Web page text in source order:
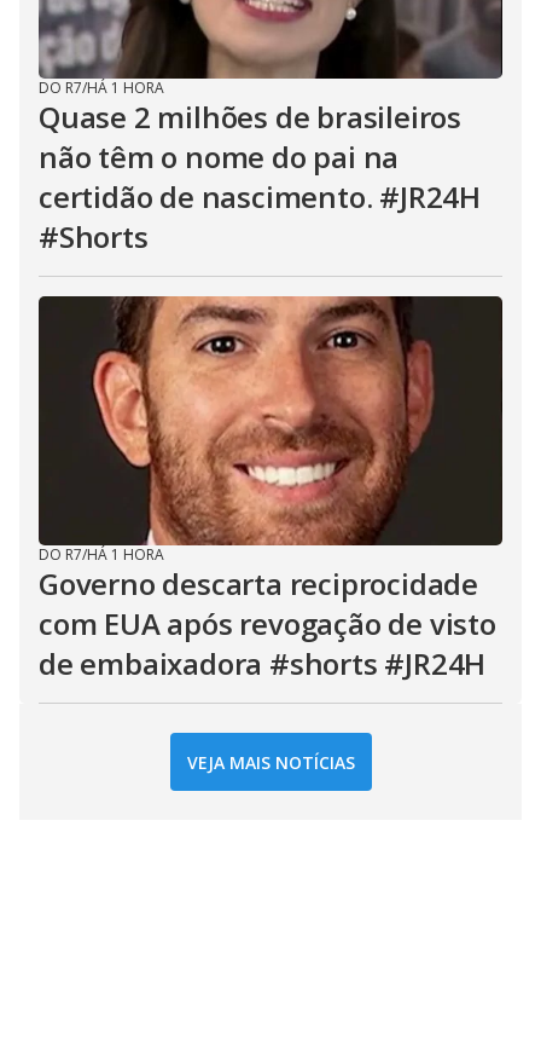
DO R7/HÁ 1 HORA
Quase 2 milhões de brasileiros
não têm o nome do pai na
certidão de nascimento. #JR24H
#Shorts
DO R7/HÁ 1 HORA
Governo descarta reciprocidade
com EUA após revogação de visto
de embaixadora #shorts #JR24H
VEJA MAIS NOTÍCIAS